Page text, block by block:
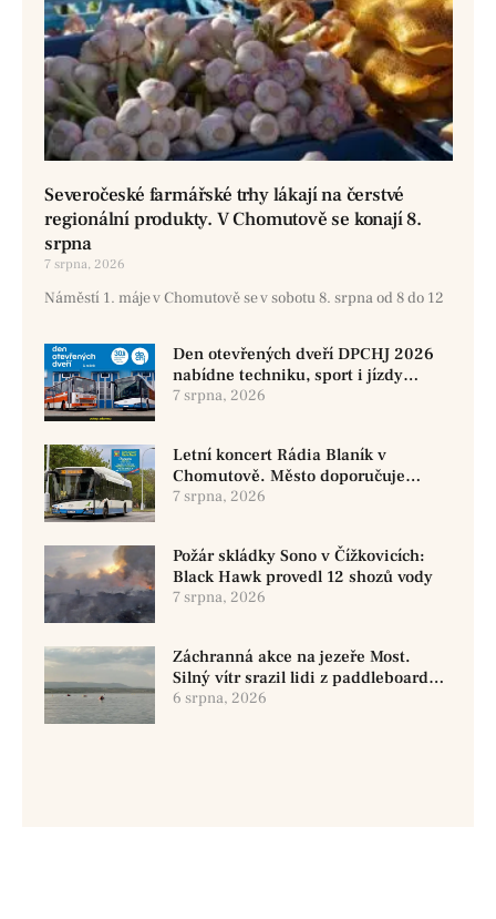
Severočeské farmářské trhy lákají na čerstvé
regionální produkty. V Chomutově se konají 8.
srpna
7 srpna, 2026
Náměstí 1. máje v Chomutově se v sobotu 8. srpna od 8 do 12
Den otevřených dveří DPCHJ 2026
nabídne techniku, sport i jízdy
historickými vozy
7 srpna, 2026
Letní koncert Rádia Blaník v
Chomutově. Město doporučuje
využít MHD
7 srpna, 2026
Požár skládky Sono v Čížkovicích:
Black Hawk provedl 12 shozů vody
7 srpna, 2026
Záchranná akce na jezeře Most.
Silný vítr srazil lidi z paddleboardů,
dvě osoby se pohřešují
6 srpna, 2026